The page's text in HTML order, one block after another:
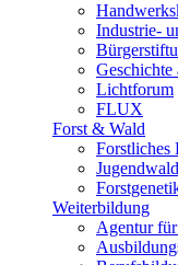
Industrie-
Lichtforum
FLUX
Forst & Wald
Forstliches
Weiterbildung
Agentur